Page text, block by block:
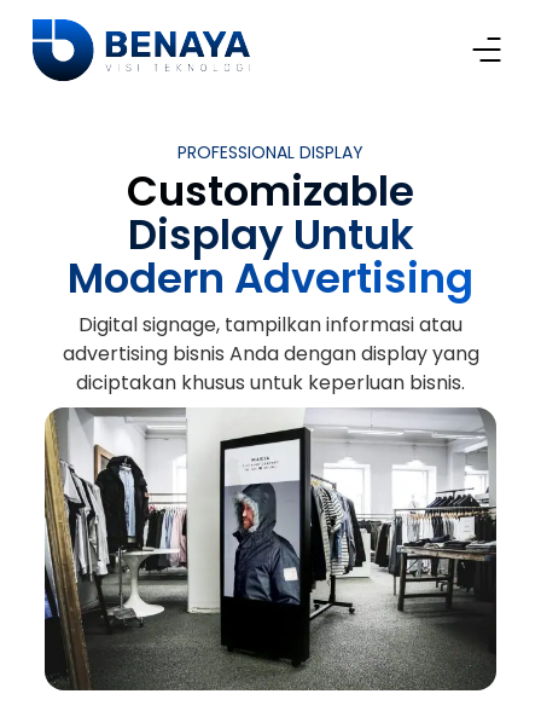
PROFESSIONAL DISPLAY
Customizable
Display Untuk
Modern Advertising
Digital signage, tampilkan informasi atau
advertising bisnis Anda dengan display yang
diciptakan khusus untuk keperluan bisnis.